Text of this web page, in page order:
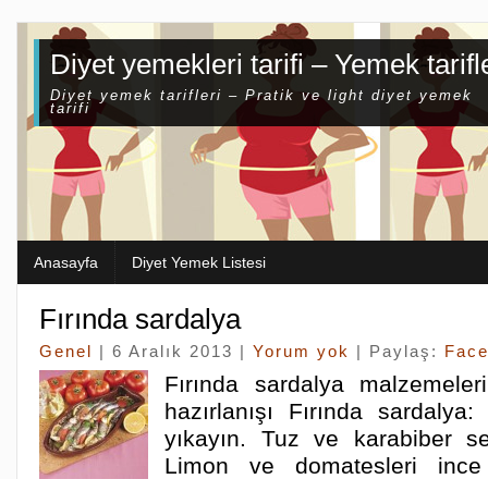
Diyet yemekleri tarifi – Yemek
Diyet yemek tarifleri – Pratik ve light diyet yemek
tarifi
Anasayfa Diyet Yemek Listesi
Fırında sardalya
Genel | 6 Aralık 2013 | Yorum yok | Paylaş:
Fırında sardalya
hazırlanışı Fırında sardalya:
yıkayın. Tuz ve karabiber
Limon ve domatesleri